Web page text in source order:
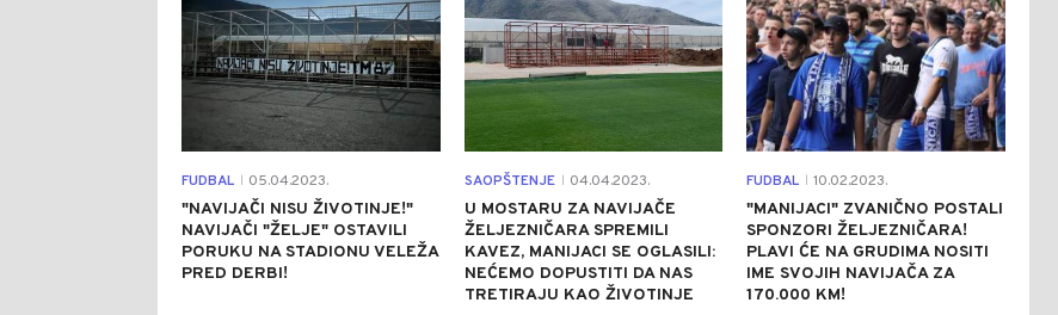
FUDBAL 05.04.2023.
"NAVIJAČI NISU ŽIVOTINJE!"
NAVIJAČI "ŽELJE" OSTAVILI
PORUKU NA STADIONU VELEŽA
PRED DERBI!
SAOPŠTENJE 04.04.2023.
U MOSTARU ZA NAVIJAČE
ŽELJEZNIČARA SPREMILI
KAVEZ, MANIJACI SE OGLASILI:
NEĆEMO DOPUSTITI DA NAS
TRETIRAJU KAO ŽIVOTINJE
FUDBAL 10.02.2023.
"MANIJACI" ZVANIČNO POSTALI
SPONZORI ŽELJEZNIČARA!
PLAVI ĆE NA GRUDIMA NOSITI
IME SVOJIH NAVIJAČA ZA
170.000 KM!